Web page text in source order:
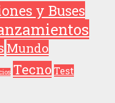
y Buses
Mundo
Tecno Test